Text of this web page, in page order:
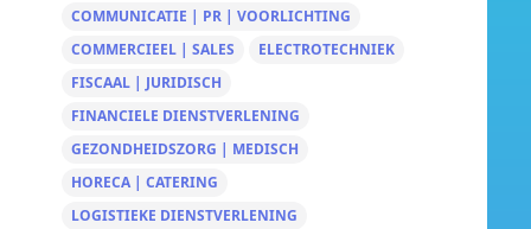
COMMUNICATIE | PR | VOORLICHTING
COMMERCIEEL | SALES
ELECTROTECHNIEK
FISCAAL | JURIDISCH
FINANCIELE DIENSTVERLENING
GEZONDHEIDSZORG | MEDISCH
HORECA | CATERING
LOGISTIEKE DIENSTVERLENING